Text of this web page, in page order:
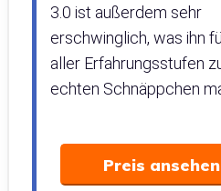
3.0 ist außerdem sehr
erschwinglich, was ihn
aller Erfahrungsstufen
echten Schnäppchen
Preis ansehen